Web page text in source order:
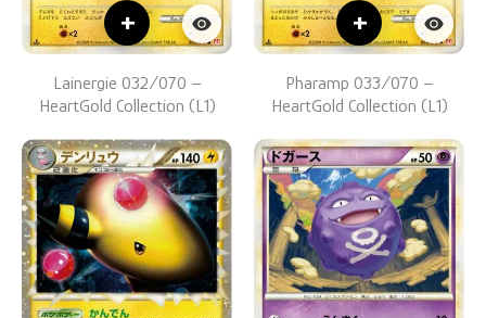
+
Lainergie 032/070 –
HeartGold Collection (L1)
+
Pharamp 033/070 –
HeartGold Collection (L1)